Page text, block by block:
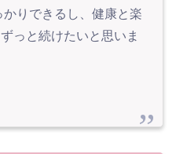
りできるし、健康と楽
っと続けたいと思いま